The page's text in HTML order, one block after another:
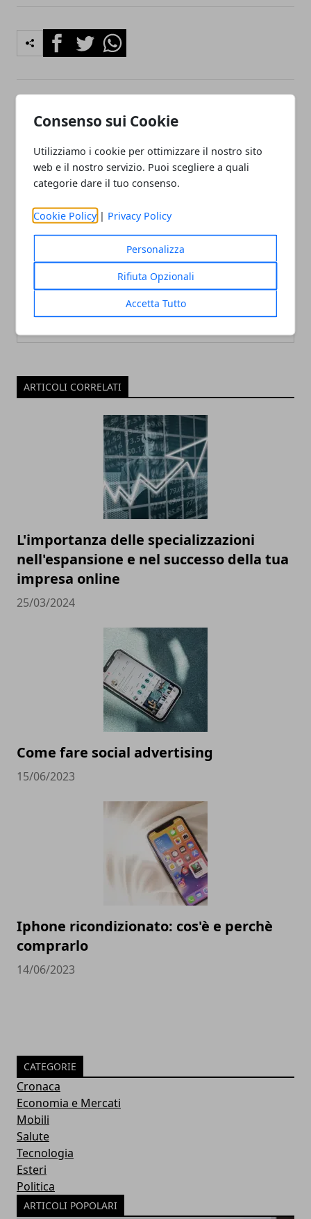
Consenso sui Cookie
Utilizziamo i cookie per ottimizzare il nostro sito
web e il nostro servizio. Puoi scegliere a quali
categorie dare il tuo consenso.
Cookie Policy | Privacy Policy
Personalizza
Rifiuta Opzionali
Accetta Tutto
FacebookTwitterWhatsapp
Come cambiare l’olio
motore in una moto
Come scegliere il dentista?
Soluzioni e consigli utili
Redazione
ARTICOLI CORRELATI
L'importanza delle specializzazioni
nell'espansione e nel successo della tua
impresa online
25/03/2024
Come fare social advertising
15/06/2023
Iphone ricondizionato: cos'è e perchè
comprarlo
14/06/2023
CATEGORIE
Cronaca
Economia e Mercati
Mobili
Salute
Tecnologia
Esteri
Politica
ARTICOLI POPOLARI